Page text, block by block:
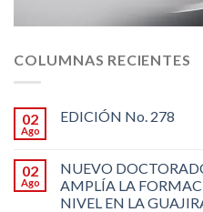
COLUMNAS RECIENTES
02
Ago
EDICIÓN No. 278
02
Ago
NUEVO
AMPLÍA LA
NIVEL EN LA